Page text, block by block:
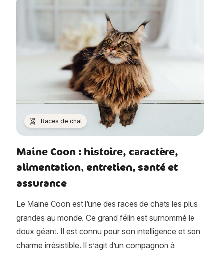
Races de chat
Maine Coon : histoire, caractère,
alimentation, entretien, santé et
assurance
Le Maine Coon est l’une des races de chats les plus
grandes au monde. Ce grand félin est surnommé le
doux géant. Il est connu pour son intelligence et son
charme irrésistible. Il s’agit d’un compagnon à